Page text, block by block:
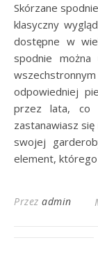
Skórzane
klasyczny
dostępne w
spodnie
odpowiedniej
przez lata, co
zastanawiasz
swojej
element, którego
Przez admin